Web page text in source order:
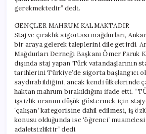
gerekmektedir” dedi.
GENÇLER MAHRUM KALMAKTADIR
Staj ve çıraklık sigortası mağdurları,
bir araya gelerek taleplerini dile getirdi.
Mağdurları Derneği Başkanı Ömer Faruk
dışında staj yapan Türk vatandaşlarının
tarihlerini Türkiye’de sigorta başlangıcı
saydırabildiğini, ancak kendi ülkelerinde
haktan mahrum bırakıldığını ifade etti.
işsizlik oranını düşük göstermek için
‘çalışan’ kategorisine dahil edilmesi, iş
konusu olduğunda ise ‘öğrenci’
adaletsizliktir” dedi.